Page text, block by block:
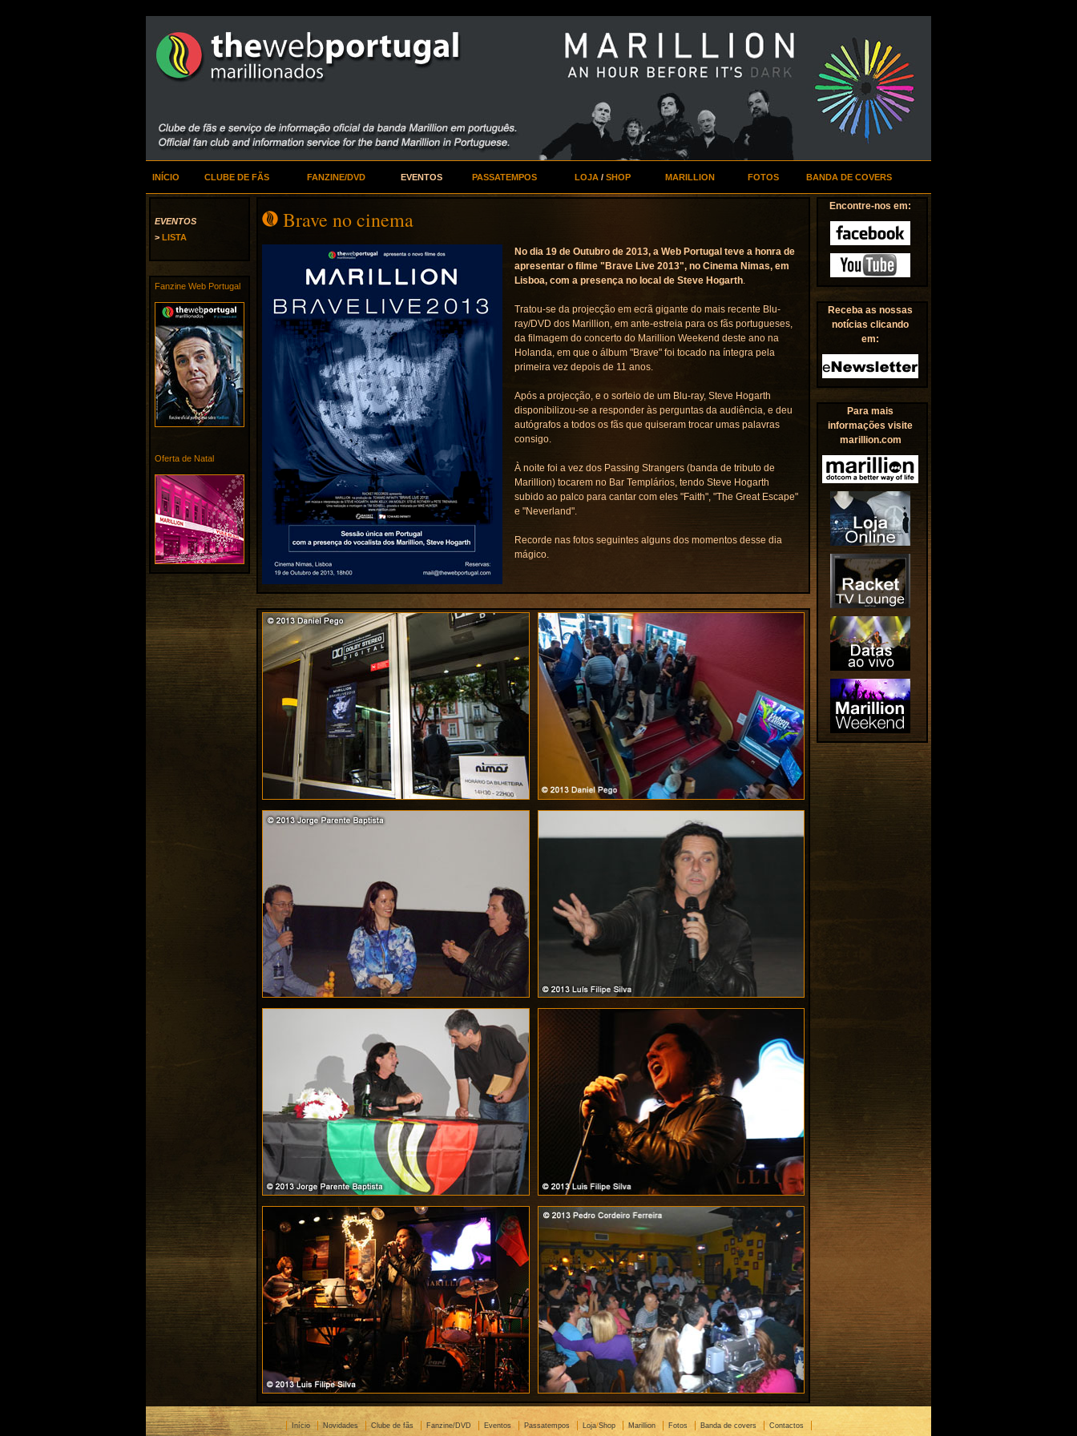
INÍCIO CLUBE DE FÃS FANZINE/DVD EVENTOS PASSATEMPOS LOJA / SHOP MARILLION FOTOS BANDA DE COVERS
EVENTOS
> LISTA
Fanzine Web Portugal
Oferta de Natal
Brave no cinema
No dia 19 de Outubro de 2013, a Web Portugal teve a honra de
apresentar o filme "Brave Live 2013", no Cinema Nimas, em
Lisboa, com a presença no local de Steve Hogarth.
Tratou-se da projecção em ecrã gigante do mais recente Blu-
ray/DVD dos Marillion, em ante-estreia para os fãs portugueses,
da filmagem do concerto do Marillion Weekend deste ano na
Holanda, em que o álbum "Brave" foi tocado na íntegra pela
primeira vez depois de 11 anos.
Após a projecção, e o sorteio de um Blu-ray, Steve Hogarth
disponibilizou-se a responder às perguntas da audiência, e deu
autógrafos a todos os fãs que quiseram trocar umas palavras
consigo.
À noite foi a vez dos Passing Strangers (banda de tributo de
Marillion) tocarem no Bar Templários, tendo Steve Hogarth
subido ao palco para cantar com eles "Faith", "The Great Escape"
e "Neverland".
Recorde nas fotos seguintes alguns dos momentos desse dia
mágico.
Encontre-nos em:
Receba as nossas
notícias clicando
em:
Para mais
informações visite
marillion.com
Início Novidades Clube de fãs Fanzine/DVD Eventos Passatempos Loja/Shop Marillion Fotos Banda de covers Contactos